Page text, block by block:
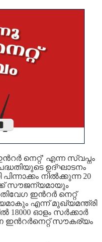
നെറ്റ്’ എന്ന സ്വപ്നം
ഉദ്ഘാടനം
നിൽക്കുന്ന 20
സൗജന്യമായും
ഇന്‍റർ നെറ്റ്
എന്ന് മുഖ്യമന്ത്രി
18000 ഓളം സർക്കാർ
സൗകര്യം